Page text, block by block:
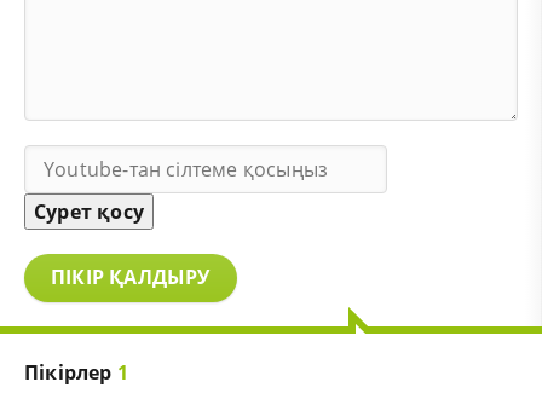
Сурет қосу
ПІКІР ҚАЛДЫРУ
Пікірлер 1